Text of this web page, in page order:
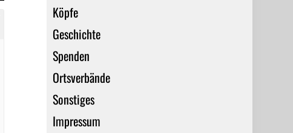
Köpfe
Geschichte
Spenden
Ortsverbände
Sonstiges
Impressum